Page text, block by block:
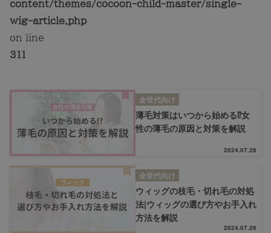
白髪
content/themes/cocoon-child-master/single-
wig-article.php
on line
311
全世代向け
薄毛対策はいつから始める⁉女
性の薄毛の原因と対策を解説
2024.07.26
全世代向け
ウィッグの枝毛・切れ毛の対処
法|ウィッグの選び方やお手入れ
方法を解説
2024.07.26